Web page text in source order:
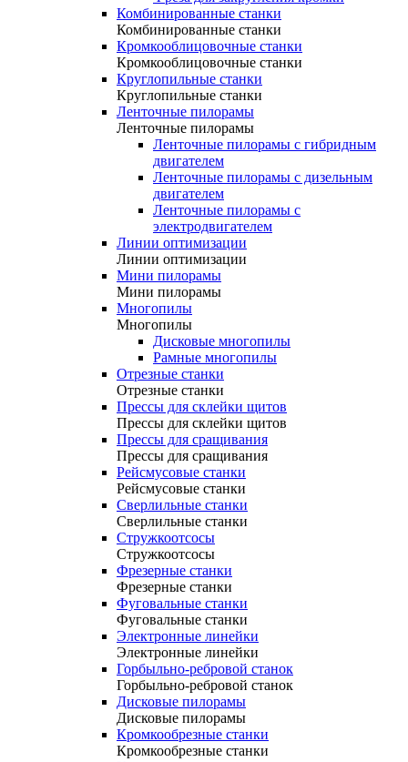
Комбинированные станки
Комбинированные станки
Кромкооблицовочные станки
Кромкооблицовочные станки
Круглопильные станки
Круглопильные станки
Ленточные пилорамы
Ленточные пилорамы
Ленточные пилорамы с гибридным
двигателем
Ленточные пилорамы с дизельным
двигателем
Ленточные пилорамы с
электродвигателем
Линии оптимизации
Линии оптимизации
Мини пилорамы
Мини пилорамы
Многопилы
Многопилы
Дисковые многопилы
Рамные многопилы
Отрезные станки
Отрезные станки
Прессы для склейки щитов
Прессы для склейки щитов
Прессы для сращивания
Прессы для сращивания
Рейсмусовые станки
Рейсмусовые станки
Сверлильные станки
Сверлильные станки
Стружкоотсосы
Стружкоотсосы
Фрезерные станки
Фрезерные станки
Фуговальные станки
Фуговальные станки
Электронные линейки
Электронные линейки
Горбыльно-ребровой станок
Горбыльно-ребровой станок
Дисковые пилорамы
Дисковые пилорамы
Кромкообрезные станки
Кромкообрезные станки